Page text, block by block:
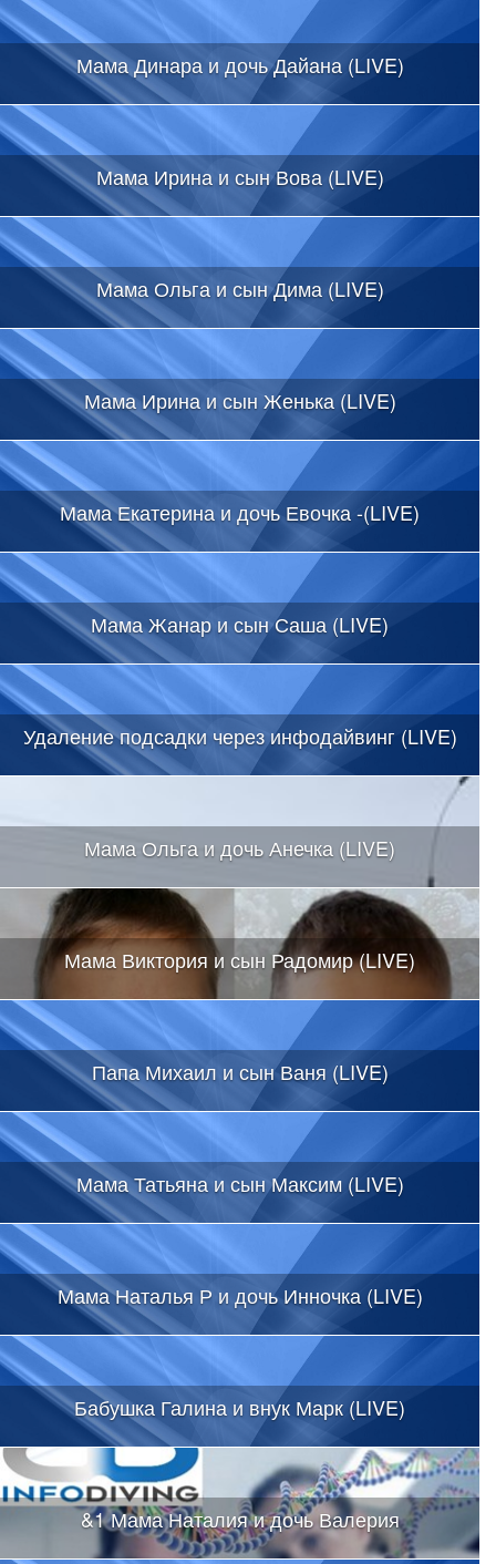
Мама Динара и дочь Дайана (LIVE)
Мама Ирина и сын Вова (LIVE)
Мама Ольга и сын Дима (LIVE)
Мама Ирина и сын Женька (LIVE)
Мама Екатерина и дочь Евочка -(LIVE)
Мама Жанар и сын Саша (LIVE)
Удаление подсадки через инфодайвинг (LIVE)
Мама Ольга и дочь Анечка (LIVE)
Мама Виктория и сын Радомир (LIVE)
Папа Михаил и сын Ваня (LIVE)
Мама Татьяна и сын Максим (LIVE)
Мама Наталья Р и дочь Инночка (LIVE)
Бабушка Галина и внук Марк (LIVE)
&1 Мама Наталия и дочь Валерия